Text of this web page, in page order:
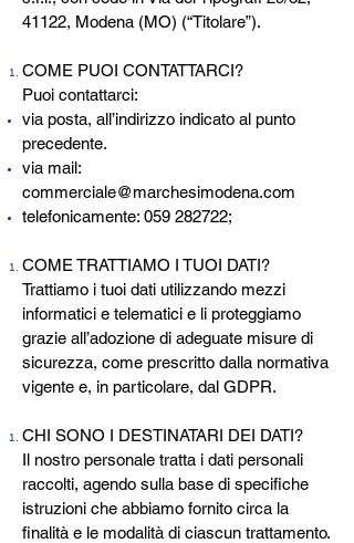
41122, Modena (MO) (“Titolare”).
COME PUOI CONTATTARCI?
Puoi contattarci:
via posta, all’indirizzo indicato al punto
precedente.
via mail:
commerciale@marchesimodena.com
telefonicamente: 059 282722;
COME TRATTIAMO I TUOI DATI?
Trattiamo i tuoi dati utilizzando mezzi
informatici e telematici e li proteggiamo
grazie all’adozione di adeguate misure di
sicurezza, come prescritto dalla normativa
vigente e, in particolare, dal GDPR.
CHI SONO I DESTINATARI DEI DATI?
Il nostro personale tratta i dati personali
raccolti, agendo sulla base di specifiche
istruzioni che abbiamo fornito circa la
finalità e le modalità di ciascun trattamento.